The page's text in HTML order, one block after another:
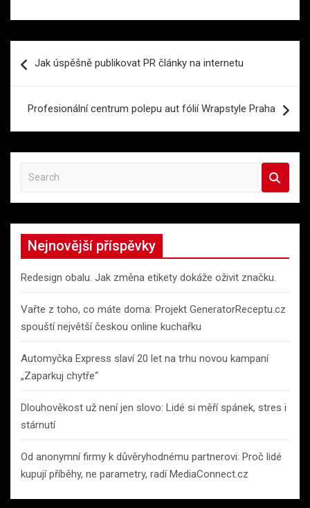
proJak úspěšně publikovat PR články na internetu
Profesionální centrum polepu aut fólií Wrapstyle Praha
a
r
h
Nejnovější příspěvky
Redesign obalu. Jak změna etikety dokáže oživit značku.
Vařte z toho, co máte doma: Projekt GeneratorReceptu.cz
spouští největší českou online kuchařku
Automyčka Express slaví 20 let na trhu novou kampaní
„Zaparkuj chytře“
Dlouhověkost už není jen slovo: Lidé si měří spánek, stres i
stárnutí
Od anonymní firmy k důvěryhodnému partnerovi: Proč lidé
kupují příběhy, ne parametry, radí MediaConnect.cz